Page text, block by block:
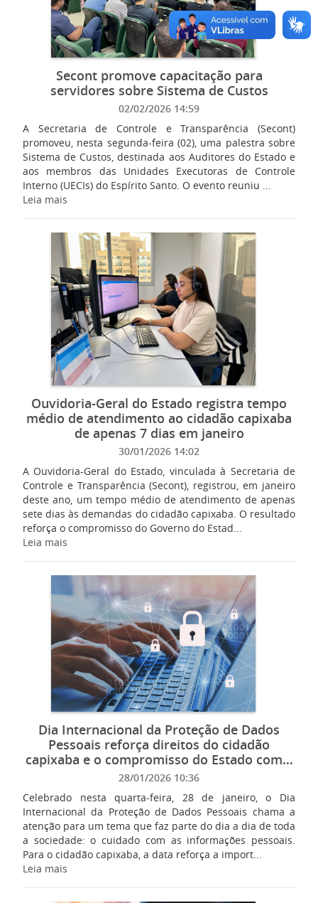
Secont promove capacitação para
servidores sobre Sistema de Custos
02/02/2026 14:59
A Secretaria de Controle e Transparência (Secont)
promoveu, nesta segunda-feira (02), uma palestra sobre
Sistema de Custos, destinada aos Auditores do Estado e
aos membros das Unidades Executoras de Controle
Interno (UECIs) do Espírito Santo. O evento reuniu ...
Leia mais
Ouvidoria-Geral do Estado registra tempo
médio de atendimento ao cidadão capixaba
de apenas 7 dias em janeiro
30/01/2026 14:02
A Ouvidoria-Geral do Estado, vinculada à Secretaria de
Controle e Transparência (Secont), registrou, em janeiro
deste ano, um tempo médio de atendimento de apenas
sete dias às demandas do cidadão capixaba. O resultado
reforça o compromisso do Governo do Estad...
Leia mais
Dia Internacional da Proteção de Dados
Pessoais reforça direitos do cidadão
capixaba e o compromisso do Estado com a
privacidade
28/01/2026 10:36
Celebrado nesta quarta-feira, 28 de janeiro, o Dia
Internacional da Proteção de Dados Pessoais chama a
atenção para um tema que faz parte do dia a dia de toda
a sociedade: o cuidado com as informações pessoais.
Para o cidadão capixaba, a data reforça a import...
Leia mais